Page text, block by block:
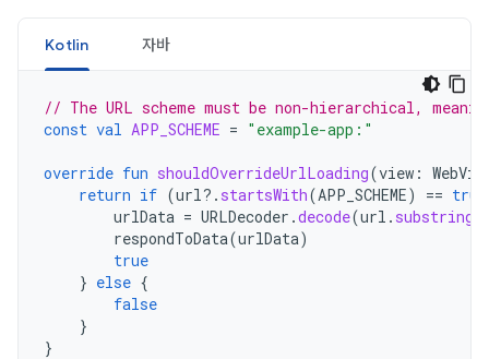
Kotlin 자바
// The URL scheme must be non-hierarchical,
const val APP_SCHEME = "example-app:"
override fun shouldOverrideUrlLoading(view :
return if (url?. startsWith(APP_SCHEME) == true
urlData = URLDecoder .decode(url . substring
respondToData(urlData)
true
} else {
false
}
}